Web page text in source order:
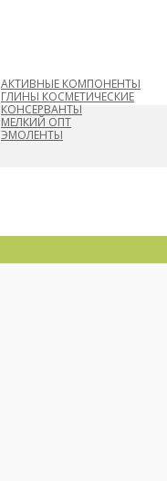
АКТИВНЫЕ КОМПОНЕНТЫ
ГЛИНЫ КОСМЕТИЧЕСКИЕ
КОНСЕРВАНТЫ
МЕЛКИЙ ОПТ
ЭМОЛЕНТЫ